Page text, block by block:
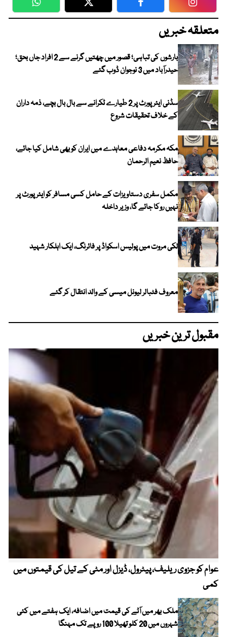
WhatsApp Twitter Facebook
متعلقہ خبریں
بارشوں کی تباہی؛ قصور میں چھتیں گرنے سے 2 افراد جاں بحق؛
حیدرآباد میں 3 نوجوان ڈوب گئے
سڈنی ایئرپورٹ پر 2 طیارے ٹکرانے سے بال بال بچے، ذمہ داران
کے خلاف تحقیقات شروع
مکہ مکرمہ دفاعی معاہدے میں ایران کو بھی شامل کیا جائے،
حافظ نعیم الرحمان
مکمل سفری دستاویزات کے حامل کسی مسافر کو ایئرپورٹ پر
نہیں روکا جائے گا، وزیر داخلہ
لکی مروت میں پولیس اسکواڈ پر فائرنگ، ایک اہلکار شہید
معروف فٹبالر لیونل میسی کے والد انتقال کر گئے
مقبول ترین خبریں
عوام کو جزوی ریلیف، پیٹرول، ڈیزل اور مٹی کے تیل کی قیمتوں میں
کمی
ملک بھر میں آٹے کی قیمت میں اضافہ، ایک ہفتے میں کئی
شہروں میں 20 کلو تھیلا 100 روپے تک مہنگا